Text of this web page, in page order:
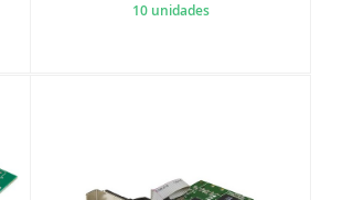
10 unidades